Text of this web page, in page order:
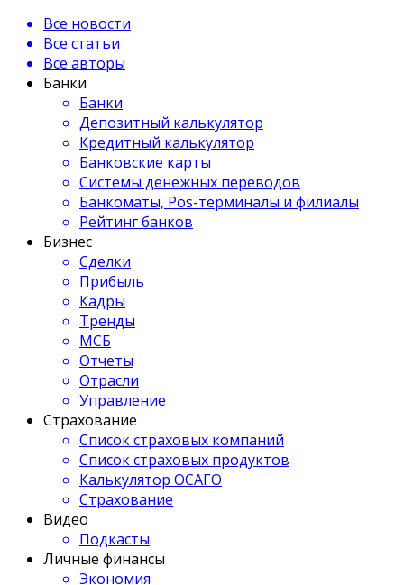
Все новости
Все статьи
Все авторы
Банки
Банки
Депозитный калькулятор
Кредитный калькулятор
Банковские карты
Системы денежных переводов
Банкоматы, Pos-терминалы и филиалы
Рейтинг банков
Бизнес
Сделки
Прибыль
Кадры
Тренды
МСБ
Отчеты
Отрасли
Управление
Страхование
Список страховых компаний
Список страховых продуктов
Калькулятор ОСАГО
Страхование
Видео
Подкасты
Личные финансы
Экономия